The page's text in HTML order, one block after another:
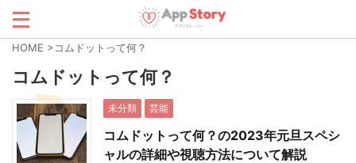
HOME >コムドットって何？
コムドットって何？
未分類 芸能
コムドットって何？の2023年元旦スペシ
ャルの詳細や視聴方法について解説